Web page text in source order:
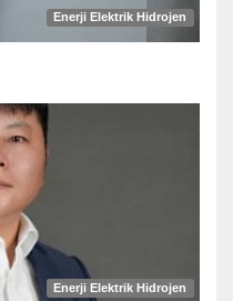
Enerji Elektrik Hidrojen
Enerji Elektrik Hidrojen